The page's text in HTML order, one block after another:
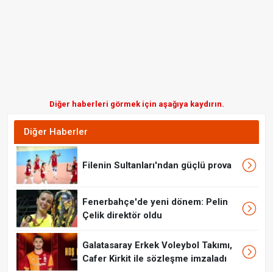
Diğer haberleri görmek için aşağıya kaydırın.
Diğer Haberler
Filenin Sultanları'ndan güçlü prova
Fenerbahçe'de yeni dönem: Pelin
Çelik direktör oldu
Galatasaray Erkek Voleybol Takımı,
Cafer Kirkit ile sözleşme imzaladı